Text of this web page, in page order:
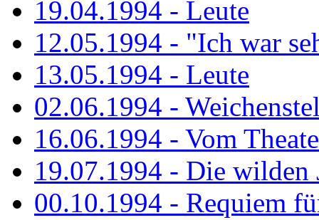
19.04.1994 - Leute
12.05.1994 - "Ich war
13.05.1994 - Leute
02.06.1994 -
16.06.1994 - Vom
19.07.1994 - Die wilden
00.10.1994 - Requiem